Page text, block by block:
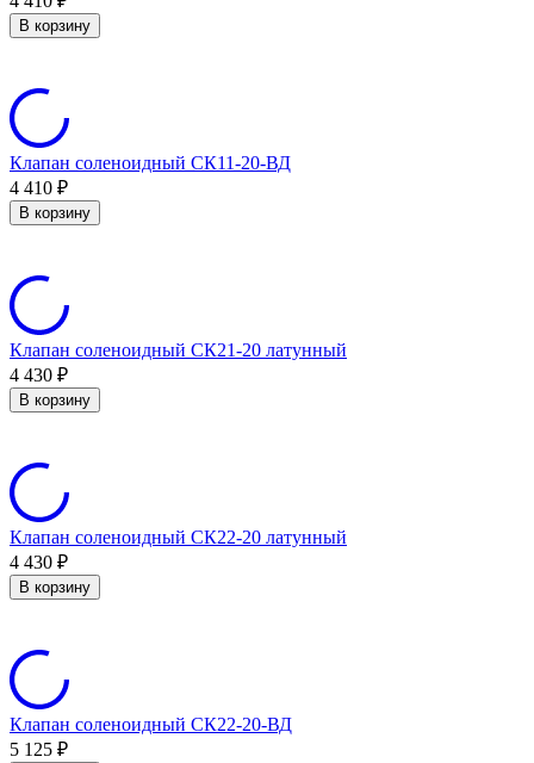
В корзину
Клапан соленоидный СК11-20-ВД
4 410 ₽
В корзину
Клапан соленоидный СК21-20 латунный
4 430 ₽
В корзину
Клапан соленоидный СК22-20 латунный
4 430 ₽
В корзину
Клапан соленоидный СК22-20-ВД
5 125 ₽